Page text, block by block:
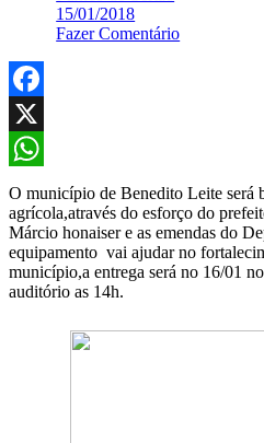
15/01/2018
Fazer Comentário
Facebook
X
WhatsApp
O município de Benedito Leite será
agrícola,através do esforço do
Márcio honaiser e as emendas do
equipamento vai ajudar no
município,a entrega será no 16/01
auditório as 14h.